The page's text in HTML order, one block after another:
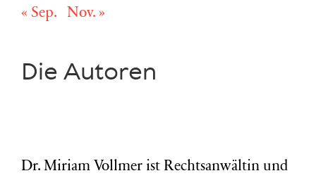
« Sep.
Nov. »
Die Autoren
Dr. Miriam Vollmer ist Rechtsanwältin und